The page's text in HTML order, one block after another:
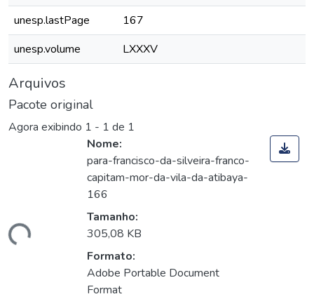
unesp.lastPage
167
unesp.volume
LXXXV
Arquivos
Pacote original
Agora exibindo 1 - 1 de 1
Nome:
para-francisco-da-silveira-franco-
capitam-mor-da-vila-da-atibaya-
166
Tamanho:
305,08 KB
Formato:
Adobe Portable Document
Format